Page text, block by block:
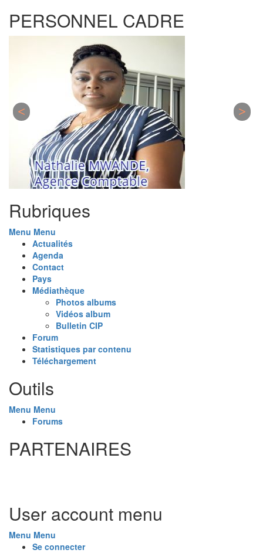
PERSONNEL CADRE
Rubriques
Menu Menu
Actualités
Agenda
Contact
Pays
Médiathèque
Photos albums
Vidéos album
Bulletin CIP
Forum
Statistiques par contenu
Téléchargement
Outils
Menu Menu
Forums
PARTENAIRES
User account menu
Menu Menu
Se connecter